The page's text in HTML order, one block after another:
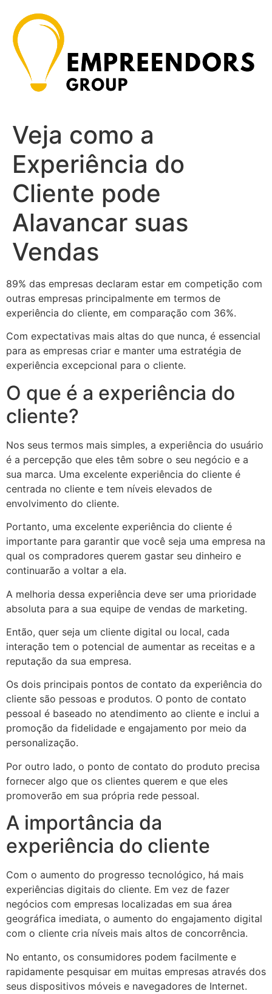
para
conteúdo
Veja como a
Experiência do
Cliente pode
Alavancar suas
Vendas
89% das empresas declaram estar em competição com
outras empresas principalmente em termos de
experiência do cliente, em comparação com 36%.
Com expectativas mais altas do que nunca, é essencial
para as empresas criar e manter uma estratégia de
experiência excepcional para o cliente.
O que é a experiência do
cliente?
Nos seus termos mais simples, a experiência do usuário
é a percepção que eles têm sobre o seu negócio e a
sua marca. Uma excelente experiência do cliente é
centrada no cliente e tem níveis elevados de
envolvimento do cliente.
Portanto, uma excelente experiência do cliente é
importante para garantir que você seja uma empresa na
qual os compradores querem gastar seu dinheiro e
continuarão a voltar a ela.
A melhoria dessa experiência deve ser uma prioridade
absoluta para a sua equipe de vendas de marketing.
Então, quer seja um cliente digital ou local, cada
interação tem o potencial de aumentar as receitas e a
reputação da sua empresa.
Os dois principais pontos de contato da experiência do
cliente são pessoas e produtos. O ponto de contato
pessoal é baseado no atendimento ao cliente e inclui a
promoção da fidelidade e engajamento por meio da
personalização.
Por outro lado, o ponto de contato do produto precisa
fornecer algo que os clientes querem e que eles
promoverão em sua própria rede pessoal.
A importância da
experiência do cliente
Com o aumento do progresso tecnológico, há mais
experiências digitais do cliente. Em vez de fazer
negócios com empresas localizadas em sua área
geográfica imediata, o aumento do engajamento digital
com o cliente cria níveis mais altos de concorrência.
No entanto, os consumidores podem facilmente e
rapidamente pesquisar em muitas empresas através dos
seus dispositivos móveis e navegadores de Internet.